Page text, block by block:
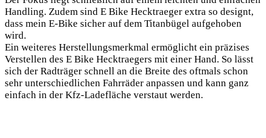
Handling. Zudem sind E Bike Hecktraeger extra so designt,
dass mein E-Bike sicher auf dem Titanbügel aufgehoben
wird.
Ein weiteres Herstellungsmerkmal ermöglicht ein präzises
Verstellen des E Bike Hecktraegers mit einer Hand. So lässt
sich der Radträger schnell an die Breite des oftmals schon
sehr unterschiedlichen Fahrräder anpassen und kann ganz
einfach in der Kfz-Ladefläche verstaut werden.